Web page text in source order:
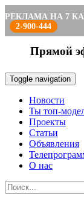
РЕКЛАМА НА 7
2-900-444
Прямой
Toggle navigation
Новости
Ты топ-
Проекты
Статьи
Объявления
О нас